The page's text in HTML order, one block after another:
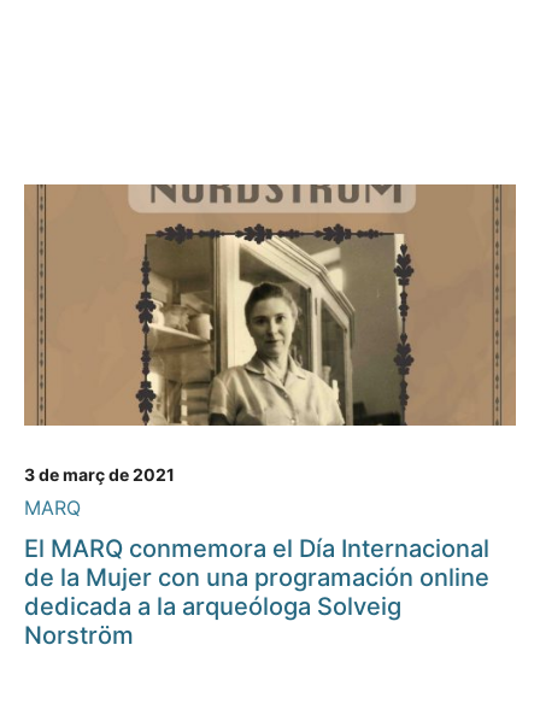
3 de març de 2021
MARQ
El MARQ conmemora el Día Internacional
de la Mujer con una programación online
dedicada a la arqueóloga Solveig
Norström